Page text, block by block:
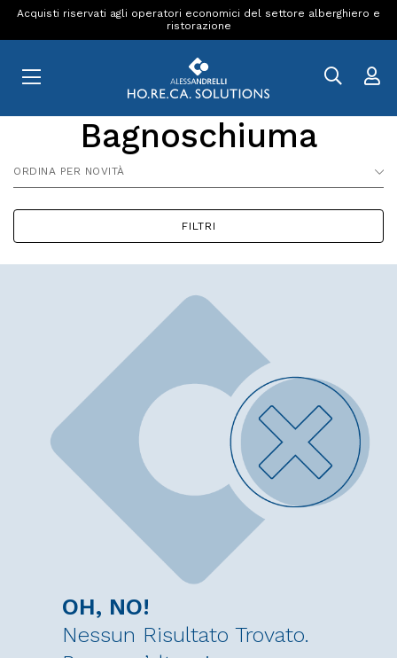
Acquisti riservati agli operatori economici del settore alberghiero e
ristorazione
Bagnoschiuma
ORDINA PER NOVITÀ
FILTRI
OH, NO!
Nessun Risultato Trovato.